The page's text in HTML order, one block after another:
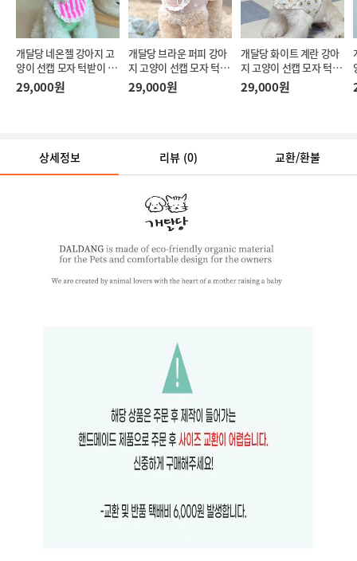
개달당 네온젤 강아지 고
양이 선캡 모자 턱받이 2
종 SET 4colors
29,000원
개달당 브라운 퍼피 강아
지 고양이 선캡 모자 턱받
이 2종 SET
29,000원
개달당 화이트 계란 강아
지 고양이 선캡 모자 턱받
이 2종 SET
29,000원
상세정보 리뷰 (0) 교환/환불